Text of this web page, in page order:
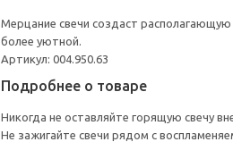
Мерцание свечи создаст
более уютной.
Артикул: 004.950.63
Подробнее о товаре
Никогда не оставляйте горящую свечу
Не зажигайте свечи рядом с